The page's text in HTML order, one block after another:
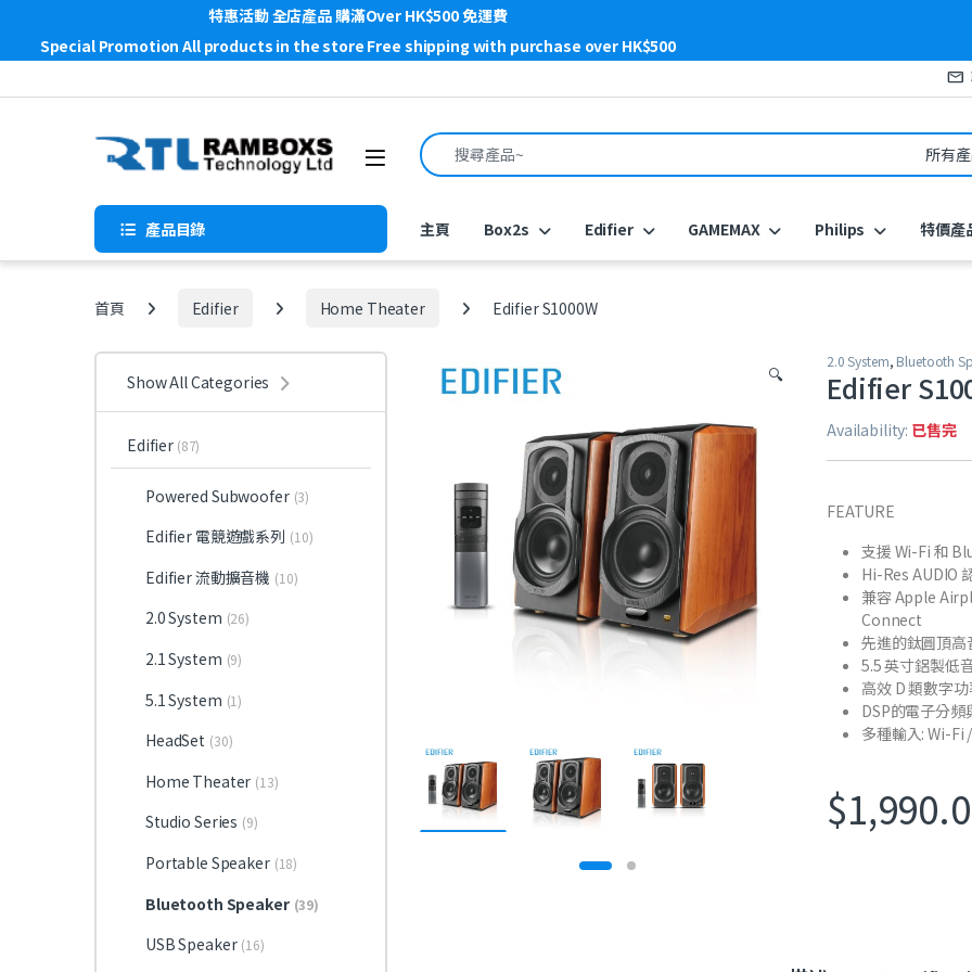
特惠活動 全店產品 購滿Over HK$500 免運費
Special Promotion All products in the store Free shipping with purchase over HK$500
Skip to navigation
Skip to content
Open Search for:
產品目錄 主頁 Box2s Edifier GAMEMAX Philips 特價產
首頁 Edifier Home Theater Edifier S1000W
🔍
2.0 System, Bluetooth
Edifier
Availability: 已售完
FEATURE
支援 Wi-Fi 和
Hi-Res AUDIO
兼容 Apple
Connect
先進的鈦圓頂
5.5 英寸鋁製低
高效 D 類數字
DSP的電子分頻
多種輸入: Wi-
$
Show All Categories
Edifier (87)
Powered Subwoofer (3)
Edifier 電競遊戲系列 (10)
Edifier 流動擴音機 (10)
2.0 System (26)
2.1 System (9)
5.1 System (1)
HeadSet (30)
Home Theater (13)
Studio Series (9)
Portable Speaker (18)
Bluetooth Speaker (39)
USB Speaker (16)